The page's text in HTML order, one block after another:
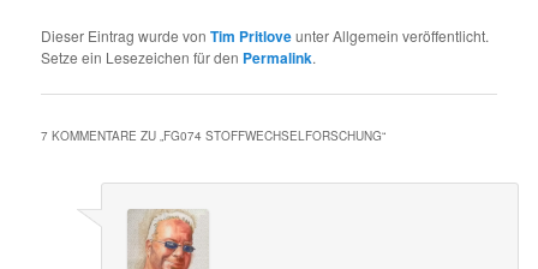
Dieser Eintrag wurde vonTim Pritloveunter Allgemein veröffentlicht.
Setze ein Lesezeichen für den Permalink.
7 KOMMENTARE ZU „FG074 STOFFWECHSELFORSCHUNG“